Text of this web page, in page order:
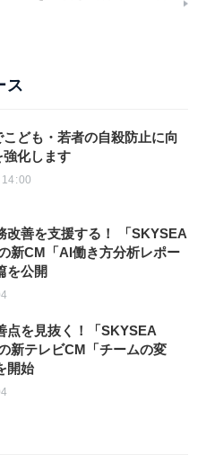
ス
ども・若者の自殺防止に向
強化します
改善を支援する！ 「SKYSEA
新CM「AI働き方分析レポー
を公開
点を見抜く！「SKYSEA
新テレビCM「チームの変
開始